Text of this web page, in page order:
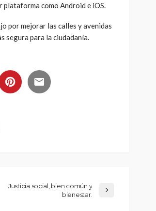
como Android e iOS.
por mejorar las calles y avenidas
segura para la ciudadanía.
Justicia social, bien común y
bienestar.